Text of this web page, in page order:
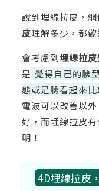
說到埋線拉皮，
皮理解多少，都歡
會考慮到埋線拉
是 覺得自己的臉
態或是臉看起來
電波可以改善以
好，而埋線拉皮
明！
4D埋線拉皮